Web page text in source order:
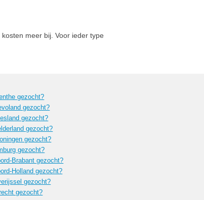
meer bij. Voor ieder type
gezocht?
gezocht?
gezocht?
gezocht?
gezocht?
gezocht?
Brabant gezocht?
Holland gezocht?
gezocht?
gezocht?